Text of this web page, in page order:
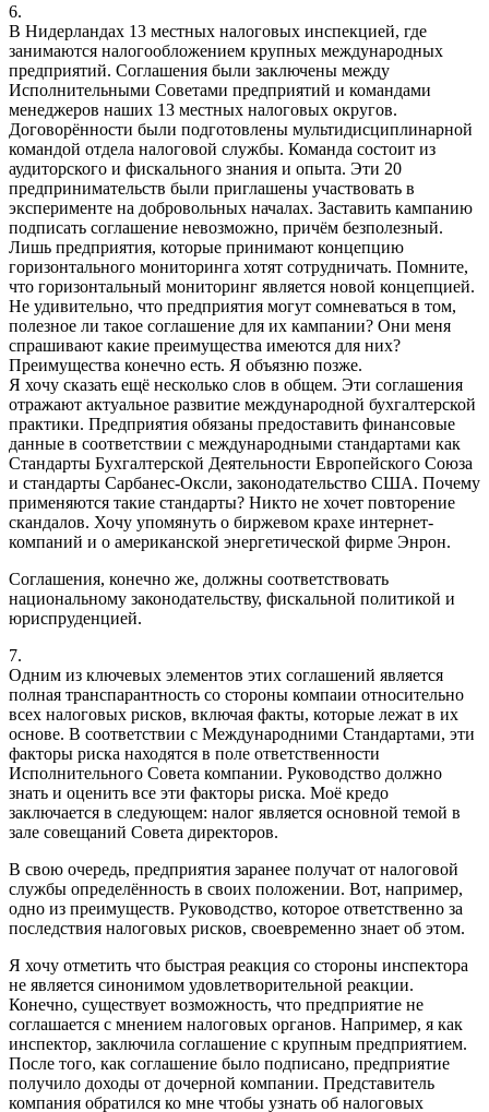
6.
В Нидерландах 13 местных налоговых инспекцией, где
занимаются налогообложением крупных международных
предприятий. Соглашения были заключены между
Исполнительными Советами предприятий и командами
менеджеров наших 13 местных налоговых округов.
Договорённости были подготовлены мультидисциплинарной
командой отдела налоговой службы. Команда состоит из
аудиторского и фискального знания и опыта. Эти 20
предпринимательств были приглашены участвовать в
эксперименте на добровольных началах. Заставить кампанию
подписать соглашение невозможно, причём безполезный.
Лишь предприятия, которые принимают концепцию
горизонтального мониторинга хотят сотрудничать. Помните,
что горизонтальный мониторинг является новой концепцией.
Не удивительно, что предприятия могут сомневаться в том,
полезное ли такое соглашение для их кампании? Они меня
спрашивают какие преимущества имеются для них?
Преимущества конечно есть. Я объязню позже.
Я хочу сказать ещё несколько слов в общем. Эти соглашения
отражают актуальное развитие международной бухгалтерской
практики. Предприятия обязаны предоставить финансовые
данные в соответствии с международными стандартами как
Стандарты Бухгалтерской Деятельности Европейского Союза
и стандарты Сарбанес-Оксли, законодательство США. Почему
применяются такие стандарты? Никто не хочет повторение
скандалов. Хочу упомянуть о биржевом крахе интернет-
компаний и о американской энергетической фирме Энрон.
Соглашения, конечно же, должны соответствовать
национальному законодательству, фискальной политикой и
юриспруденцией.
7.
Одним из ключевых элементов этих соглашений является
полная транспарантность со стороны компаии относительно
всех налоговых рисков, включая факты, которые лежат в их
основе. В соответствии с Международними Стандартами, эти
факторы риска находятся в поле ответственности
Исполнительного Совета компании. Руководство должно
знать и оценить все эти факторы риска. Моё кредо
заключается в следующем: налог является основной темой в
зале совещаний Совета директоров.
В свою очередь, предприятия заранее получат от налоговой
службы определённость в своих положении. Вот, например,
одно из преимуществ. Руководство, которое ответственно за
последствия налоговых рисков, своевременно знает об этом.
Я хочу отметить что быстрая реакция со стороны инспектора
не является синонимом удовлетворительной реакции.
Конечно, существует возможность, что предприятие не
соглашается с мнением налоговых органов. Например, я как
инспектор, заключила соглашение с крупным предприятием.
После того, как соглашение было подписано, предприятие
получило доходы от дочерной компании. Представитель
компания обратился ко мне чтобы узнать об налоговых